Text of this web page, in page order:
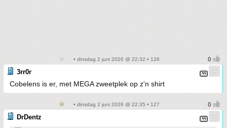
• dinsdag 2 juni 2026 @ 22:32 • 126
3rr0r
Cobelens is er, met MEGA zweetplek op z'n shirt
• dinsdag 2 juni 2026 @ 22:35 • 127
DrDentz